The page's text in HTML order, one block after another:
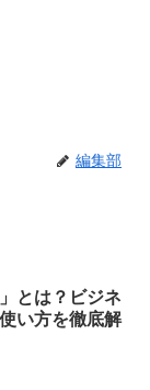
編集部
とは？ビジネ
い方を徹底解